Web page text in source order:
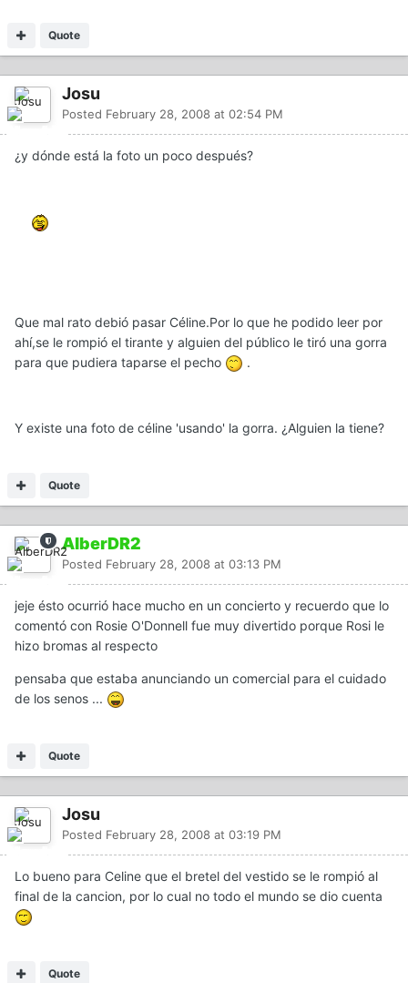
Quote
Josu
Posted February 28, 2008 at 02:54 PM
¿y dónde está la foto un poco después?
Que mal rato debió pasar Céline.Por lo que he podido leer por
ahí,se le rompió el tirante y alguien del público le tiró una gorra
para que pudiera taparse el pecho
.
Y existe una foto de céline 'usando' la gorra. ¿Alguien la tiene?
Quote
AlberDR2
Posted February 28, 2008 at 03:13 PM
jeje ésto ocurrió hace mucho en un concierto y recuerdo que lo
comentó con Rosie O'Donnell fue muy divertido porque Rosi le
hizo bromas al respecto
pensaba que estaba anunciando un comercial para el cuidado
de los senos ...
Quote
Josu
Posted February 28, 2008 at 03:19 PM
Lo bueno para Celine que el bretel del vestido se le rompió al
final de la cancion, por lo cual no todo el mundo se dio cuenta
Quote